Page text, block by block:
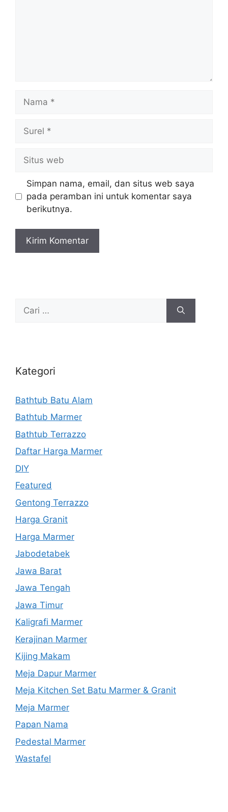
Nama
Surel
Situs
web
Simpan nama, email, dan situs web saya
pada peramban ini untuk komentar saya
berikutnya.
untuk:
Kategori
Bathtub Batu Alam
Bathtub Marmer
Bathtub Terrazzo
Daftar Harga Marmer
DIY
Featured
Gentong Terrazzo
Harga Granit
Harga Marmer
Jabodetabek
Jawa Barat
Jawa Tengah
Jawa Timur
Kaligrafi Marmer
Kerajinan Marmer
Kijing Makam
Meja Dapur Marmer
Meja Kitchen Set Batu Marmer & Granit
Meja Marmer
Papan Nama
Pedestal Marmer
Wastafel